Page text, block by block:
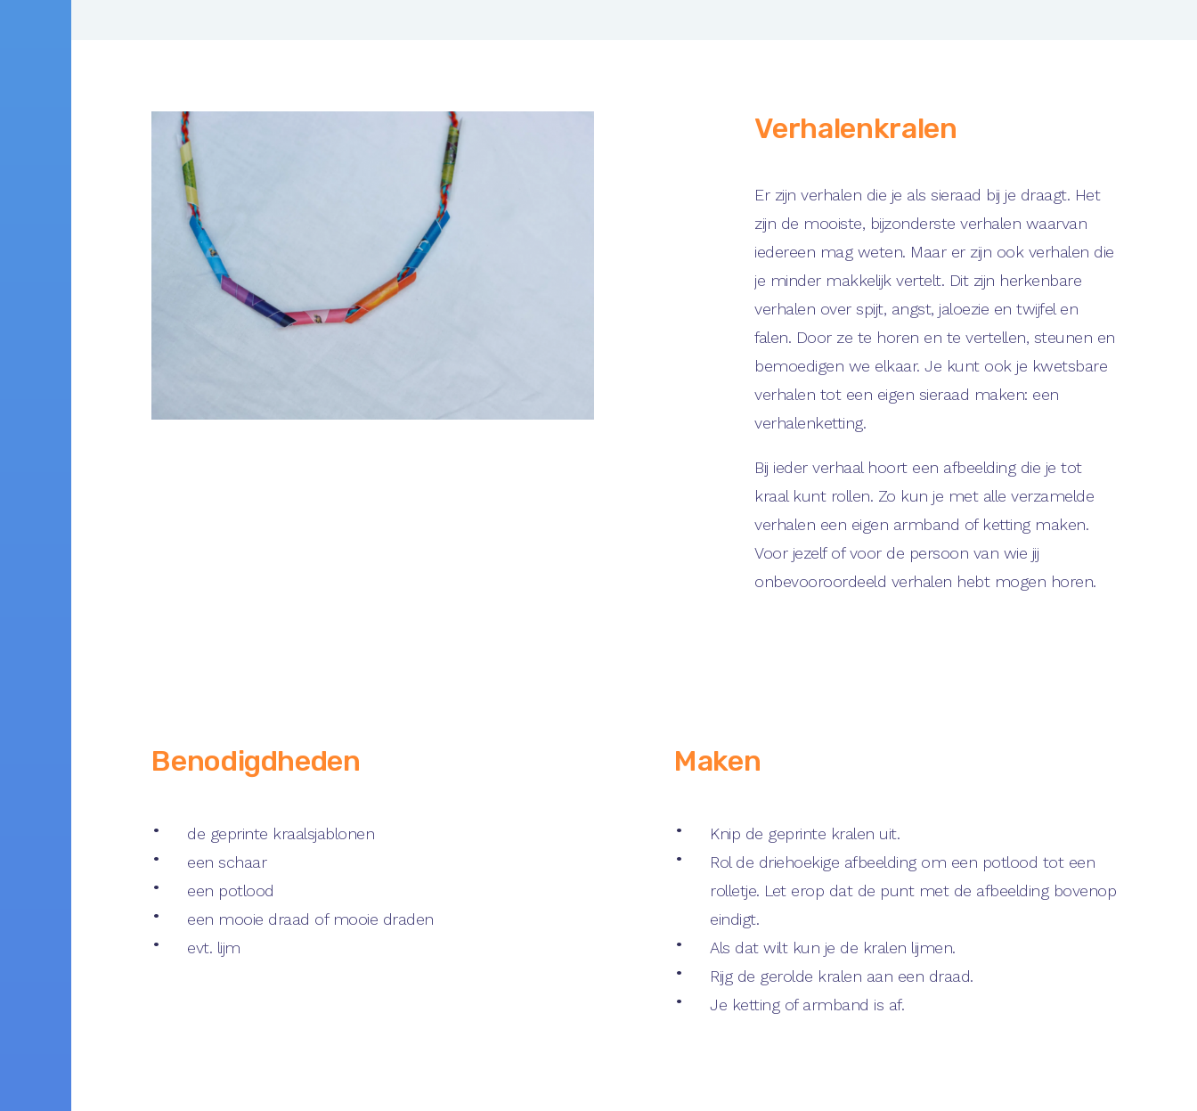
Verhalenkralen
Er zijn verhalen die je als sieraad bij je draagt. Het
zijn de mooiste, bijzonderste verhalen waarvan
iedereen mag weten. Maar er zijn ook verhalen die
je minder makkelijk vertelt. Dit zijn herkenbare
verhalen over spijt, angst, jaloezie en twijfel en
falen. Door ze te horen en te vertellen, steunen en
bemoedigen we elkaar. Je kunt ook je kwetsbare
verhalen tot een eigen sieraad maken: een
verhalenketting.
Bij ieder verhaal hoort een afbeelding die je tot
kraal kunt rollen. Zo kun je met alle verzamelde
verhalen een eigen armband of ketting maken.
Voor jezelf of voor de persoon van wie jij
onbevooroordeeld verhalen hebt mogen horen.
Benodigdheden
de geprinte kraalsjablonen
een schaar
een potlood
een mooie draad of mooie draden
evt. lijm
Maken
Knip de geprinte kralen uit.
Rol de driehoekige afbeelding om een potlood tot een
rolletje. Let erop dat de punt met de afbeelding bovenop
eindigt.
Als dat wilt kun je de kralen lijmen.
Rijg de gerolde kralen aan een draad.
Je ketting of armband is af.